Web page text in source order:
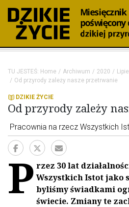
TU JESTEŚ: Home Archiwum 2020
Od przyrody zależy nasze przetrwanie
DZIKIE ŻYCIE
Od przyrody zależy
Pracownia na rzecz Wszystkich
P rzez 30 lat
Wszystkich Istot jako
byliśmy świadkami
świecie. Zmiany te